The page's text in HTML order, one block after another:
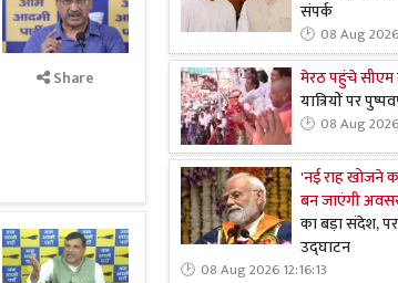
Share
संपर्क
08 Aug
मेरठ पहुंचे सीएम
यात्रियों पर
08 Aug 2026
'नई राह खोजने
बन जाएंगी
का बड़ा संदेश,
उद्घाटन
08 Aug 2026 12:16:13